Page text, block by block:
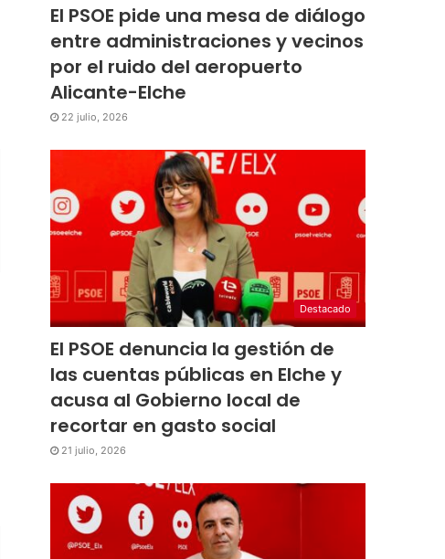
El PSOE pide una mesa de diálogo
entre administraciones y vecinos
por el ruido del aeropuerto
Alicante-Elche
22 julio, 2026
Destacado
El PSOE denuncia la gestión de
las cuentas públicas en Elche y
acusa al Gobierno local de
recortar en gasto social
21 julio, 2026